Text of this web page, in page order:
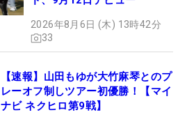
2026年8月6日 (木) 13時42分
33
【速報】山田もゆが大竹麻琴とのプ
レーオフ制しツアー初優勝！【マイ
ナビ ネクヒロ第9戦】